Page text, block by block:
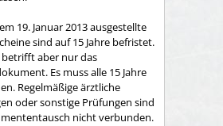
19. Januar 2013 ausgestellte
sind auf 15 Jahre befristet.
betrifft aber nur das
Es muss alle 15 Jahre
Regelmäßige ärztliche
oder sonstige Prüfungen sind
nicht verbunden.